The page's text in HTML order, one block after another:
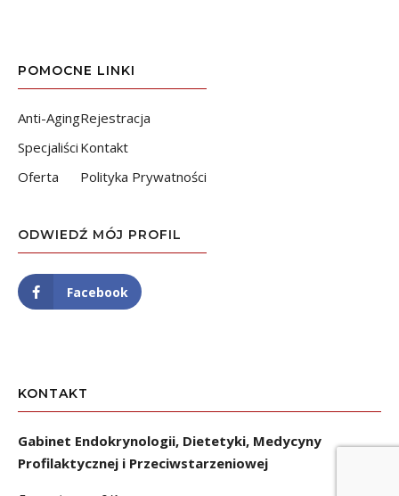
POMOCNE LINKI
Anti-Aging
Specjaliści
Oferta
Rejestracja
Kontakt
Polityka Prywatności
ODWIEDŹ MÓJ PROFIL
Facebook
KONTAKT
Gabinet Endokrynologii, Dietetyki, Medycyny
Profilaktycznej i Przeciwstarzeniowej